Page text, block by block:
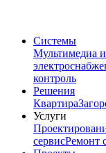
Системы
Мультимедиа и
контроль
Решения
Квартира
Услуги
сервисРемонт